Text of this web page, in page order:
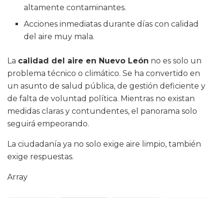
altamente contaminantes.
Acciones inmediatas durante días con calidad
del aire muy mala.
La calidad del aire en Nuevo León no es solo un
problema técnico o climático. Se ha convertido en
un asunto de salud pública, de gestión deficiente y
de falta de voluntad política. Mientras no existan
medidas claras y contundentes, el panorama solo
seguirá empeorando.
La ciudadanía ya no solo exige aire limpio, también
exige respuestas.
Array